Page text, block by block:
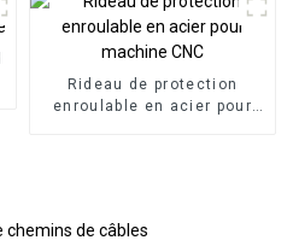
Rideau de protection
enroulable en acier pour